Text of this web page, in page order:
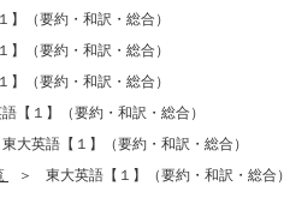
】（要約・和訳・総合）
】（要約・和訳・総合）
】（要約・和訳・総合）
【１】（要約・和訳・総合）
東大英語【１】（要約・和訳・総合）
東大英語【１】（要約・和訳・総合）